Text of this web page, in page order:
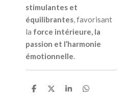
stimulantes et
équilibrantes, favorisant
la force intérieure, la
passion et l’harmonie
émotionnelle.
P
P
P
P